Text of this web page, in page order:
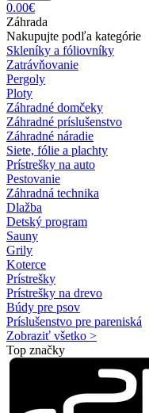
0.00€
Záhrada
Nakupujte podľa kategórie
Skleníky a fóliovníky
Zatrávňovanie
Pergoly
Ploty
Záhradné domčeky
Záhradné príslušenstvo
Záhradné náradie
Siete, fólie a plachty
Prístrešky na auto
Pestovanie
Záhradná technika
Dlažba
Detský program
Sauny
Grily
Koterce
Prístrešky
Prístrešky na drevo
Búdy pre psov
Príslušenstvo pre pareniská
Zobraziť všetko >
Top značky